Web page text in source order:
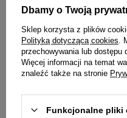
ZOSTAW
PODZIEL
Z
Każda opinia pomaga
Jeśli nosiłaś ten model,
się
Dbamy o Twoją
Sklep korzysta z plików
Polityką dotyczącą cookies .
przechowywania lub dostępu
Więcej informacji na temat
znaleźć także na stronie
Funkcjonalne pliki